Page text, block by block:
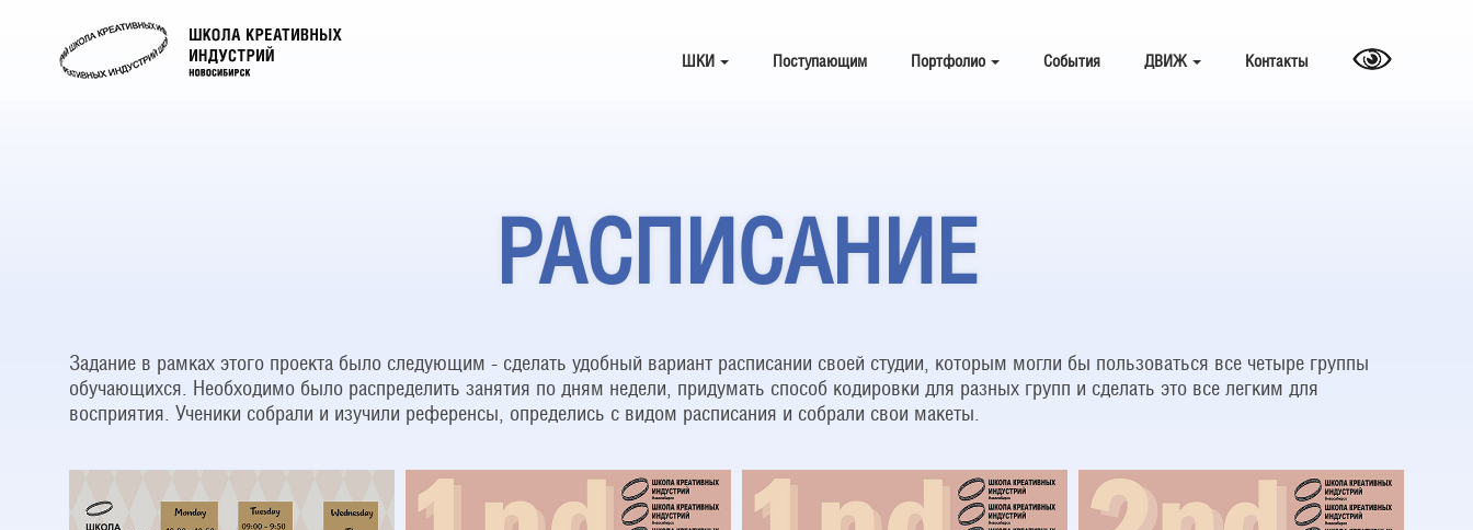
ШКИ Поступающим Портфолио События ДВИЖ Контакты
РАСПИСАНИЕ
Задание в рамках этого проекта было следующим - сделать удобный вариант расписании своей студии, которым могли бы пользоваться все четыре группы
обучающихся. Необходимо было распределить занятия по дням недели, придумать способ кодировки для разных групп и сделать это все легким для
восприятия. Ученики собрали и изучили референсы, определись с видом расписания и собрали свои макеты.